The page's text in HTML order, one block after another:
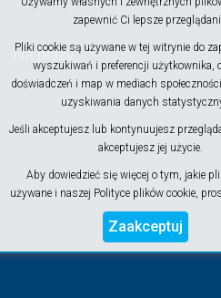
zapewnić Ci lepsze
Pliki cookie są używane w tej witrynie do
wyszukiwań i preferencji użytkownika,
doświadczeń i map w mediach
uzyskiwania danych
Jeśli akceptujesz lub kontynuujesz
akceptujesz jej użycie.
Aby dowiedzieć się więcej o tym, jakie
używane i naszej Polityce plików cookie,
Zaakceptuj
Na plaży